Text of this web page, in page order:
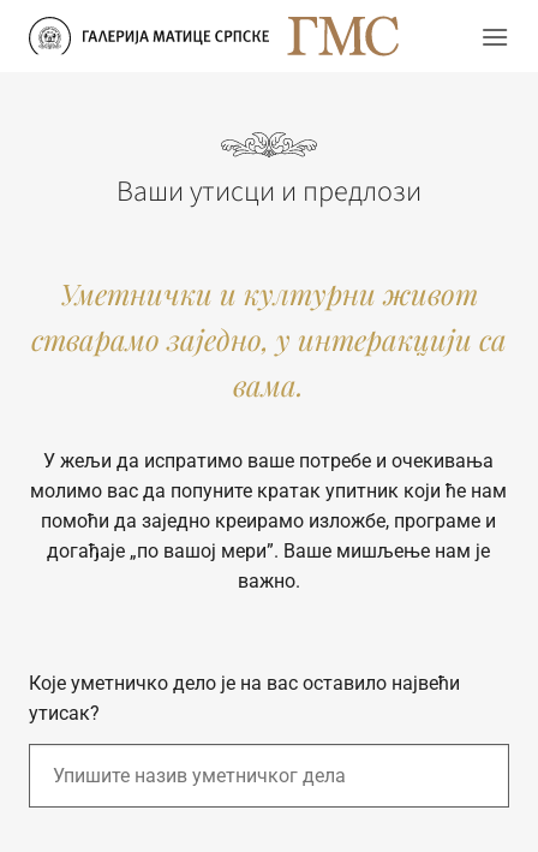
Прескочи
Ваши утисци и предлози
Уметнички и културни живот
стварамо заједно, у интеракцији са
вама.
У жељи да испратимо ваше потребе и очекивања
молимо вас да попуните кратак упитник који ће нам
помоћи да заједно креирамо изложбе, програме и
догађаје „по вашој мери”. Ваше мишљење нам је
важно.
Које уметничко дело је на вас оставило највећи
утисак?